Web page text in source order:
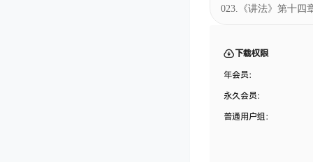
023.《讲法》第十四
下载权限
年会员：
永久会员：
普通用户组：